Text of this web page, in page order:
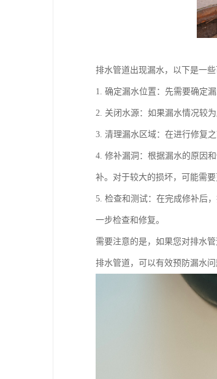
排水管道出现漏水，以下是一些
1. 确定漏水位置：先需要确定
2. 关闭水源：如果漏水情况较
3. 清理漏水区域：在进行修复
4. 修补漏洞：根据漏水的原因
补。对于较大的损坏，可能需
5. 检查和测试：在完成修补后
一步检查和修复。
需要注意的是，如果您对排水
排水管道，可以有效预防漏水问